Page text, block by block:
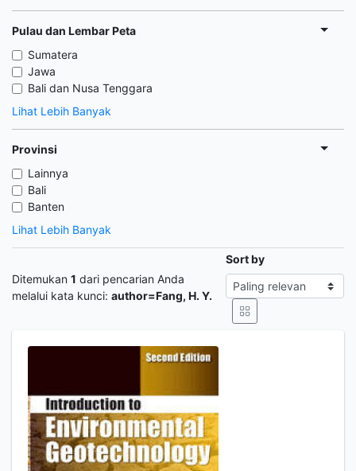
Pulau dan Lembar Peta
Sumatera
Jawa
Bali dan Nusa Tenggara
Lihat Lebih Banyak
Provinsi
Lainnya
Bali
Banten
Lihat Lebih Banyak
Ditemukan 1 dari pencarian Anda
melalui kata kunci: author=Fang, H. Y.
Sort by